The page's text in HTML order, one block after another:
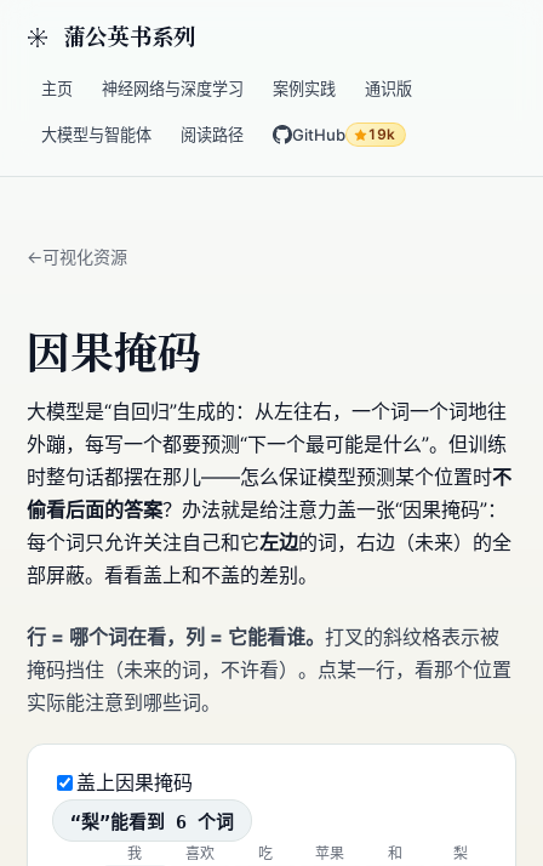
蒲公英书系列
主页 神经网络与深度学习 案例实践 通识版
大模型与智能体 阅读路径 GitHub 19k
可视化资源
因果掩码
大模型是“自回归”生成的：从左往右，一个词一个词地往
外蹦，每写一个都要预测“下一个最可能是什么”。但训练
时整句话都摆在那儿——怎么保证模型预测某个位置时不
偷看后面的答案？办法就是给注意力盖一张“因果掩码”：
每个词只允许关注自己和它左边的词，右边（未来）的全
部屏蔽。看看盖上和不盖的差别。
行 = 哪个词在看，列 = 它能看谁。 打叉的斜纹格表示被
掩码挡住（未来的词，不许看）。点某一行，看那个位置
实际能注意到哪些词。
盖上因果掩码
“梨”能看到 6 个词
我 喜欢 吃 苹果 和
梨